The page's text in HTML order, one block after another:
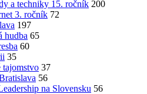
a techniky 15. ročník 200
3. ročník 72
197
hudba 65
60
35
tajomstvo 37
56
na Slovensku 56